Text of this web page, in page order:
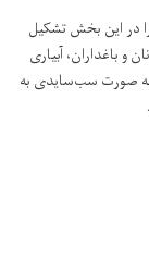
در این بخش تشکیل
باغداران، آبیاری
به صورت سب‌سایدی به